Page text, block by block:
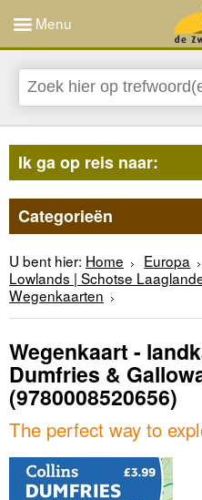
Menu
Ik ga op reis naar:
Categorieën
U bent hier: Home Europa
Lowlands | Schotse
Wegenkaarten
Wegenkaart -
Dumfries &
(9780008520656)
The perfect way to